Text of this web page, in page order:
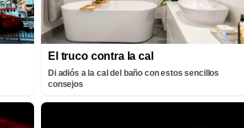
El truco contra la cal
Di adiós a la cal del baño con estos sencillos
consejos